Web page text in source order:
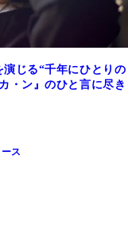
じる“千年にひとりの
・ン』のひと言に尽き
ス